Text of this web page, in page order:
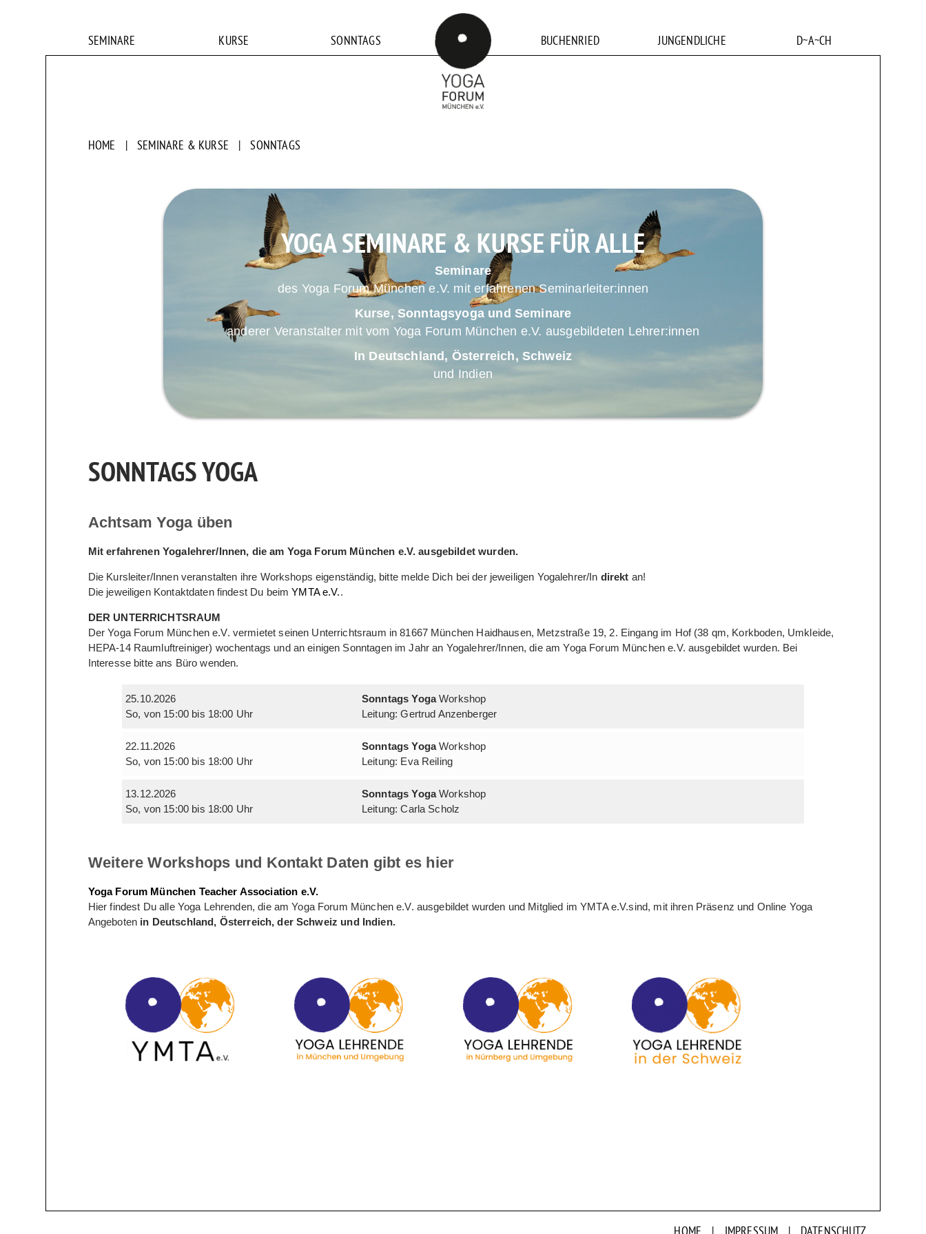
SEMINARE KURSE SONNTAGS BUCHENRIED JUNGENDLICHE D~A~CH
HOME | SEMINARE & KURSE | SONNTAGS
YOGASEMINARE & KURSEFÜR ALLE
Seminare
des Yoga Forum München e.V. mit erfahrenen Seminarleiter:innen
Kurse, Sonntagsyoga und Seminare
anderer Veranstalter mit vom Yoga Forum München e.V. ausgebildeten Lehrer:innen
In Deutschland, Österreich, Schweiz
und Indien
SONNTAGS YOGA
Achtsam Yoga üben
Mit erfahrenen Yogalehrer/Innen, die am Yoga Forum München e.V. ausgebildet wurden.
Die Kursleiter/Innen veranstalten ihre Workshops eigenständig, bitte melde Dich bei der jeweiligen Yogalehrer/In direkt an!
Die jeweiligen Kontaktdaten findest Du beimYMTA e.V..
DER UNTERRICHTSRAUM
Der Yoga Forum München e.V. vermietet seinen Unterrichtsraum in 81667 München Haidhausen, Metzstraße 19, 2. Eingang im Hof (38 qm, Korkboden, Umkleide,
HEPA-14 Raumluftreiniger) wochentags und an einigen Sonntagen im Jahr an Yogalehrer/Innen, die am Yoga Forum München e.V. ausgebildet wurden. Bei
Interesse bitte ans Büro wenden.
25.10.2026
So, von 15:00 bis 18:00 Uhr
Sonntags YogaWorkshop
Leitung: Gertrud Anzenberger
22.11.2026
So, von 15:00 bis 18:00 Uhr
Sonntags YogaWorkshop
Leitung: Eva Reiling
13.12.2026
So, von 15:00 bis 18:00 Uhr
Sonntags YogaWorkshop
Leitung: Carla Scholz
Weitere Workshops und Kontakt Daten gibt es hier
Yoga Forum München Teacher Association e.V.
Hier findest Du alle Yoga Lehrenden, die am Yoga Forum München e.V. ausgebildet wurden und Mitglied im YMTA e.V.sind, mit ihren Präsenz und Online Yoga
Angeboten in Deutschland, Österreich, der Schweiz und Indien.